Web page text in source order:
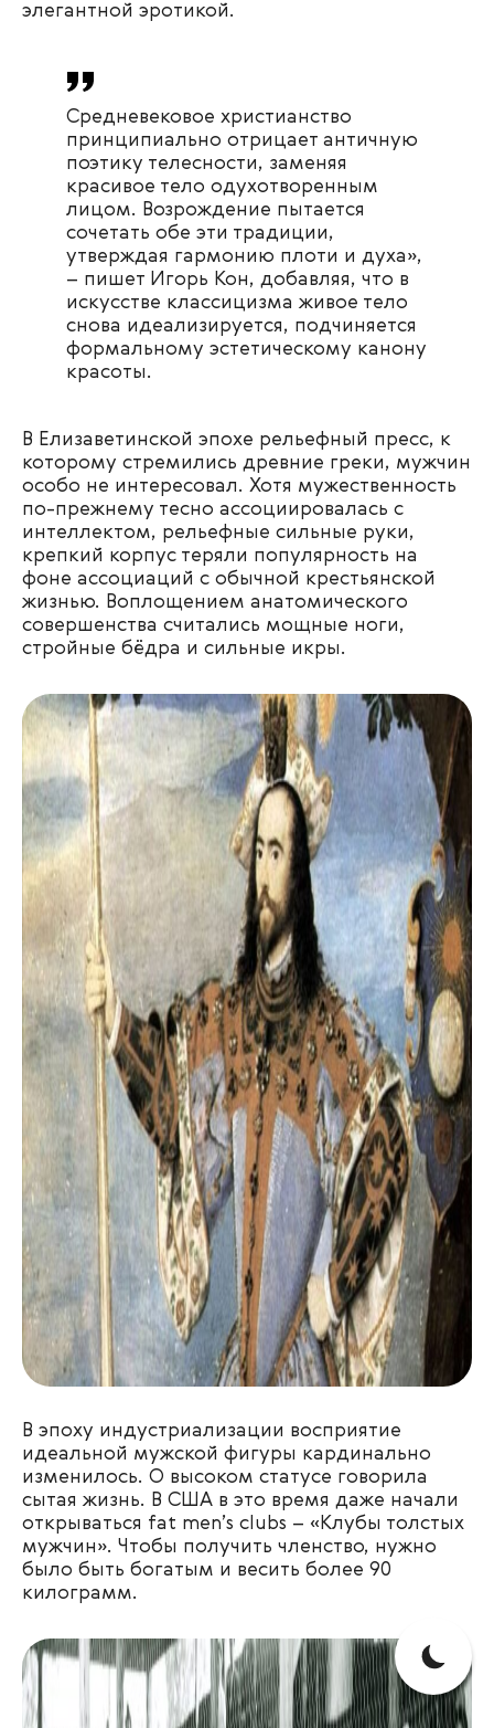
элегантной эротикой.
Средневековое христианство
принципиально отрицает античную
поэтику телесности, заменяя
красивое тело одухотворенным
лицом. Возрождение пытается
сочетать обе эти традиции,
утверждая гармонию плоти и духа»,
– пишет Игорь Кон, добавляя, что в
искусстве классицизма живое тело
снова идеализируется, подчиняется
формальному эстетическому канону
красоты.
В Елизаветинской эпохе рельефный пресс, к
которому стремились древние греки, мужчин
особо не интересовал. Хотя мужественность
по-прежнему тесно ассоциировалась с
интеллектом, рельефные сильные руки,
крепкий корпус теряли популярность на
фоне ассоциаций с обычной крестьянской
жизнью. Воплощением анатомического
совершенства считались мощные ноги,
стройные бёдра и сильные икры.
В эпоху индустриализации восприятие
идеальной мужской фигуры кардинально
изменилось. О высоком статусе говорила
сытая жизнь. В США в это время даже начали
открываться fat men’s clubs – «Клубы толстых
мужчин». Чтобы получить членство, нужно
было быть богатым и весить более 90
килограмм.